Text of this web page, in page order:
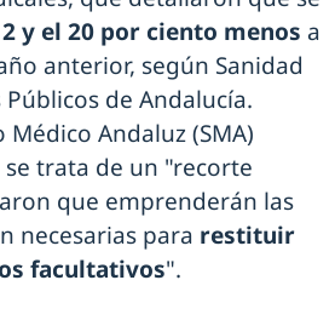
y el 20 por ciento menos a
anterior, según Sanidad
Públicos de Andalucía.
Médico Andaluz (SMA)
trata de un "recorte
que emprenderán las
necesarias para restituir
facultativos".